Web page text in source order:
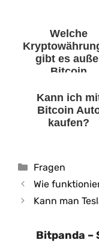
Welche
gibt es
Bitcoin
Kann ich
Bitcoin
kaufen?
Kategorien
Fragen
Wie
Kann man
Bitpanda –